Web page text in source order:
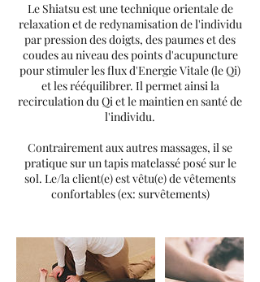
Le Shiatsu est une technique orientale de
relaxation et de redynamisation de l'individu
par pression des doigts, des paumes et des
coudes au niveau des points d'acupuncture
pour stimuler les flux d'Energie Vitale (le Qi)
et les rééquilibrer. Il permet ainsi la
recirculation du Qi et le maintien en santé de
l'individu.
Contrairement aux autres massages, il se
pratique sur un tapis matelassé posé sur le
sol. Le/la client(e) est vêtu(e) de vêtements
confortables (ex: survêtements)